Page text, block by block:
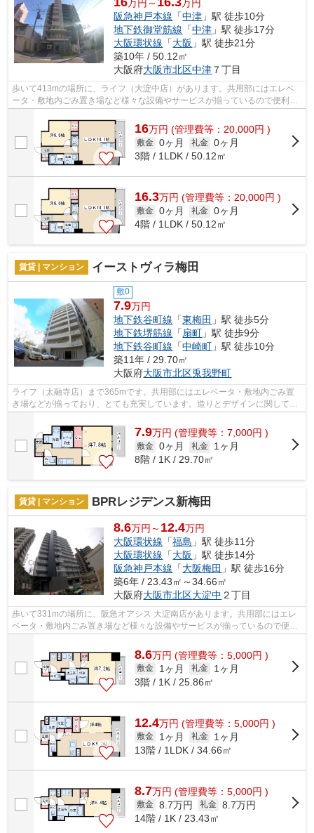
万円～
万円
阪急神戸本線 「中津 」駅 徒歩10分
地下鉄御堂筋線 「中津 」駅 徒歩17分
大阪環状線 「大阪 」駅 徒歩21分
築10年 / 50.12㎡
大阪府大阪市北区中津 ７丁目
歩いて413mの場所に、ライフ（大淀中店）があります。共用部にはエレベ
ータ・敷地内ごみ置き場など様々な設備やサービスが揃っているので便利で
す。こちらはマンションタイプになりま...
16万円 (管理費等：20,000円 )
敷金 0ヶ月 礼金 0ヶ月
3階 / 1LDK / 50.12㎡
16.3万円 (管理費等：20,000円 )
敷金 0ヶ月 礼金 0ヶ月
4階 / 1LDK / 50.12㎡
賃貸 | マンション イーストヴィラ梅田
敷0
7.9万円
地下鉄谷町線 「東梅田 」駅 徒歩5分
地下鉄堺筋線 「扇町 」駅 徒歩9分
地下鉄谷町線 「中崎町 」駅 徒歩10分
築11年 / 29.70㎡
大阪府大阪市北区兎我野町
ライフ（太融寺店）まで365mです。共用部にはエレベータ・敷地内ごみ置
き場などが揃っており、とても充実しています。造りとデザインに関して、
自信をもって情報を提供できるマンショ...
7.9万円 (管理費等：7,000円 )
敷金 0ヶ月 礼金
1ヶ月
8階 / 1K / 29.70㎡
賃貸 | マンション BPRレジデンス新梅田
8.6万円～ 12.4万円
大阪環状線 「福島 」駅 徒歩11分
大阪環状線 「大阪 」駅 徒歩14分
阪急神戸本線 「大阪梅田 」駅 徒歩16分
築6年 / 23.43㎡～34.66㎡
大阪府大阪市北区大淀中 ２丁目
歩いて331mの場所に、阪急オアシス 大淀南店があります。共用部にはエレ
ベータ・敷地内ごみ置き場など様々な設備やサービスが揃っているので便利
8.6万円 (管理費等：5,000円 )
敷金 1ヶ月 礼金
1ヶ月
3階 / 1K / 25.86㎡
12.4万円 (管理費等：5,000円 )
敷金 1ヶ月 礼金
1ヶ月
13階 / 1LDK / 34.66㎡
8.7万円 (管理費等：5,000円 )
敷金 8.7万円 礼金 8.7万円
14階 / 1K / 23.43㎡